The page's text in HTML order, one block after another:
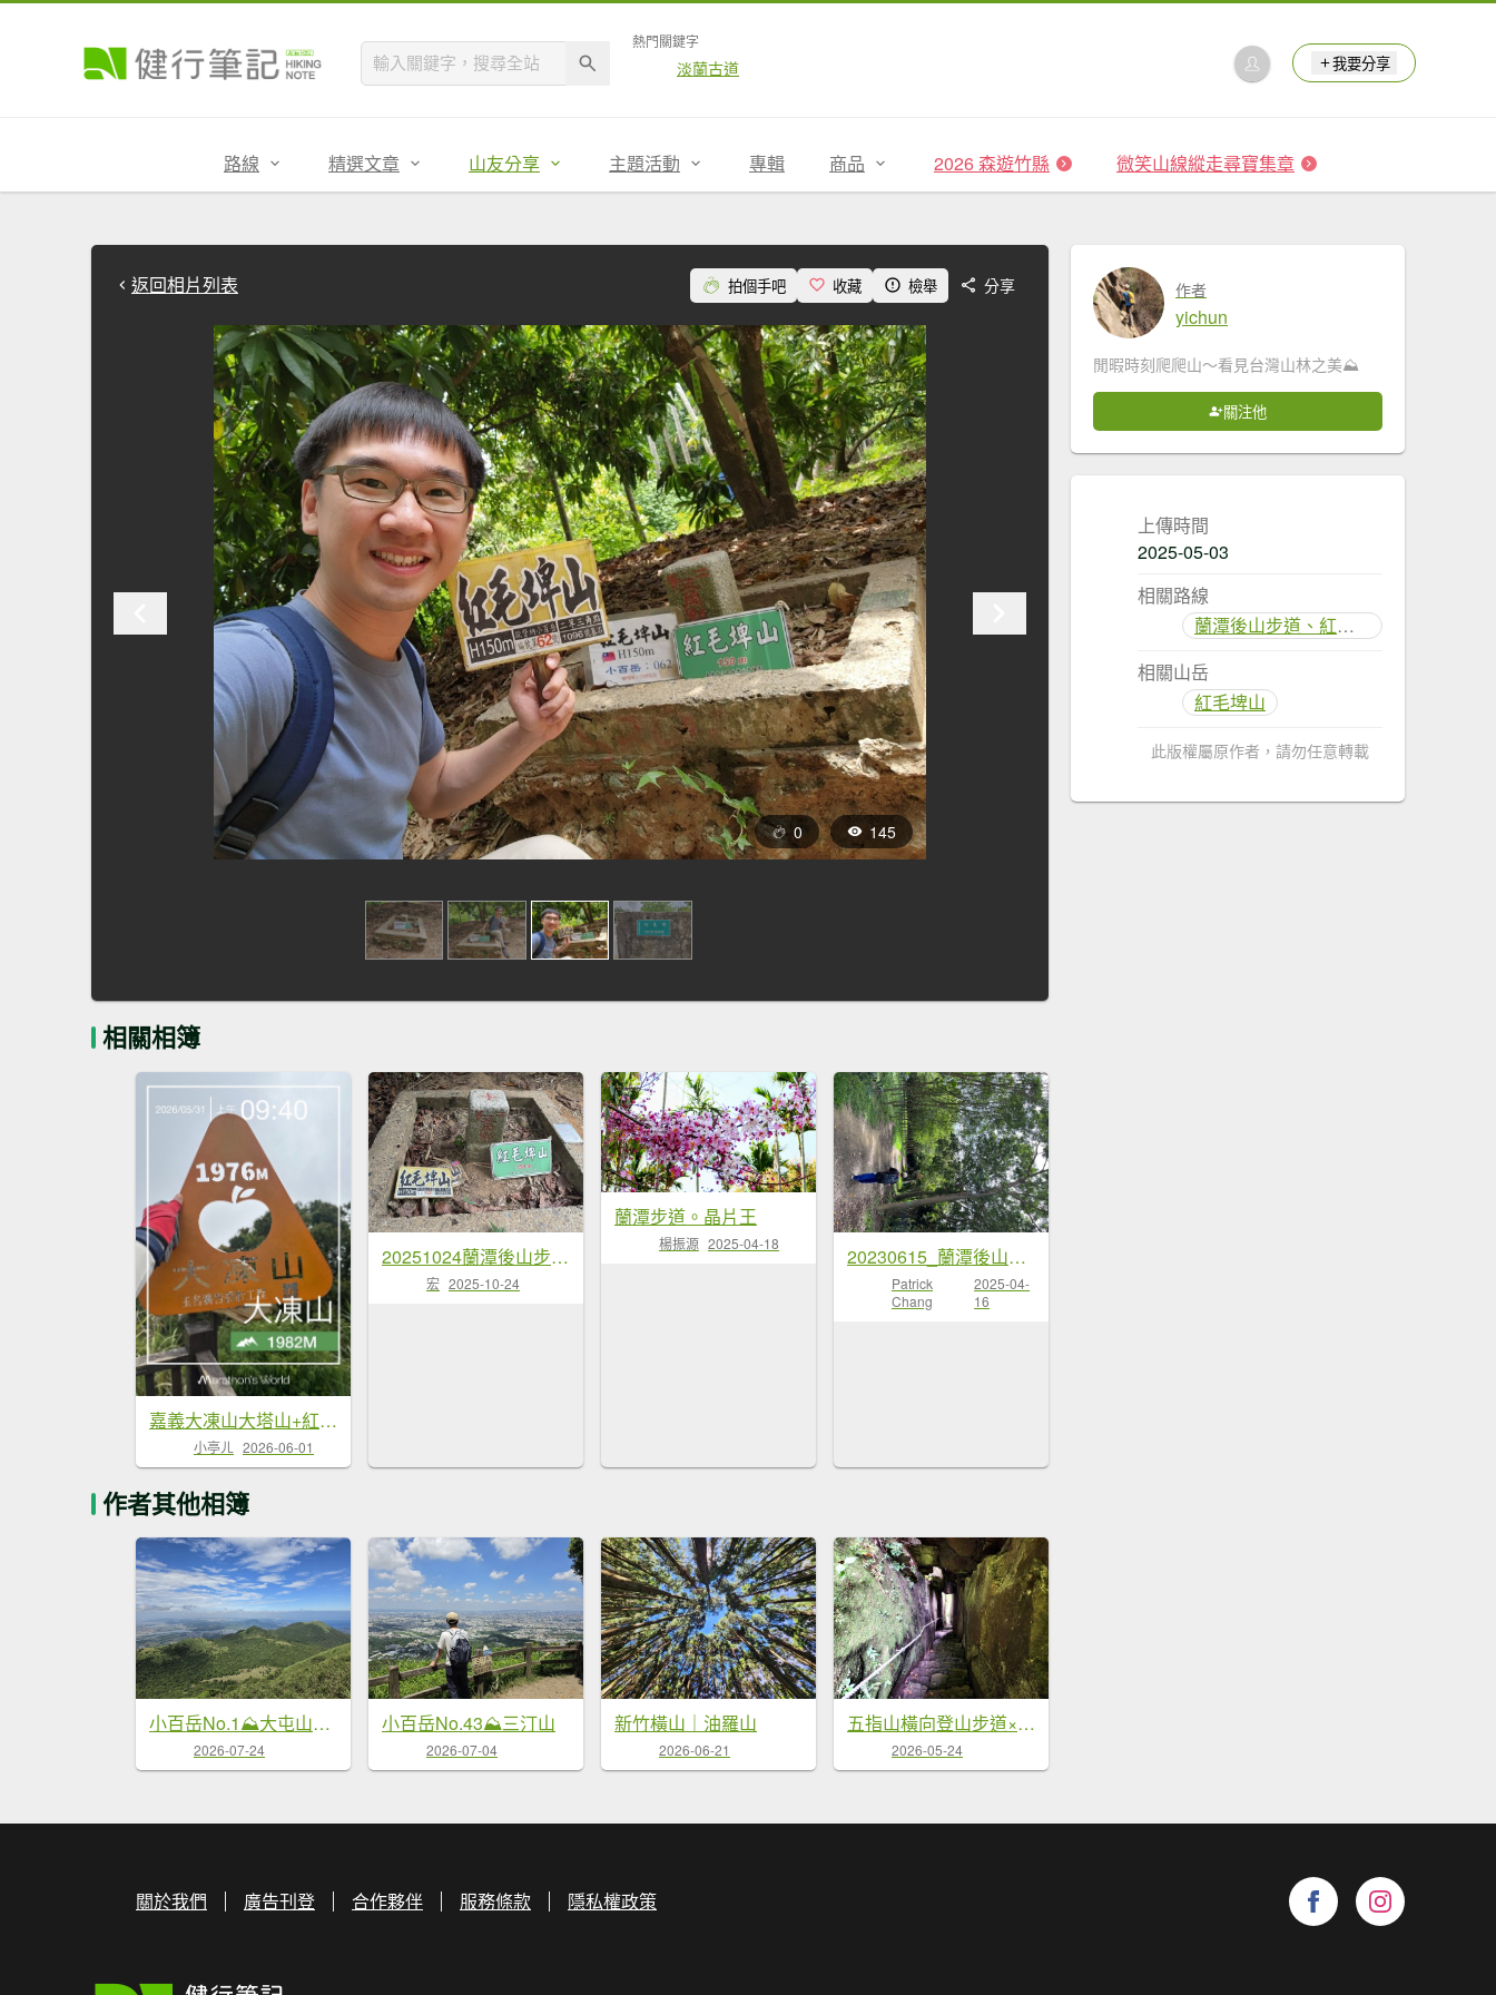
熱門關鍵字
淡蘭古道 我要分享
路線 精選文章 山友分享 主題活動 專輯 商品 2026 森遊竹縣 微笑山線縱走尋寶集章
返回相片列表 拍個手吧 收藏 檢舉 分享
0 145
相關相簿
嘉義大凍山大塔山+紅毛埤山
小亭ㄦ 2026-06-01
20251024蘭潭後山步道、紅毛埤山、山子頂山
宏 2025-10-24
蘭潭步道。晶片王
楊振源 2025-04-18
20230615_蘭潭後山、紅毛埤山（嘉義小百岳）
Patrick
Chang
2025-04-
16
作者其他相簿
小百岳No.1⛰大屯山＆大屯山南峰+大屯山西峰
2026-07-24
小百岳No.43⛰三汀山
2026-07-04
新竹橫山｜油羅山
2026-06-21
五指山橫向登山步道×猴洞步道一線天
2026-05-24
作者
yichun
閒暇時刻爬爬山～看見台灣山林之美⛰
關注他
上傳時間
2025-05-03
相關路線
蘭潭後山步道、紅毛埤山
相關山岳
紅毛埤山
此版權屬原作者，請勿任意轉載
關於我們 廣告刊登 合作夥伴 服務條款 隱私權政策